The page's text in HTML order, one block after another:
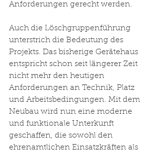
Anforderungen gerecht werden.
Auch die Löschgruppenführung
unterstrich die Bedeutung des
Projekts. Das bisherige Gerätehaus
entspricht schon seit längerer Zeit
nicht mehr den heutigen
Anforderungen an Technik, Platz
und Arbeitsbedingungen. Mit dem
Neubau wird nun eine moderne
und funktionale Unterkunft
geschaffen, die sowohl den
ehrenamtlichen Einsatzkräften als